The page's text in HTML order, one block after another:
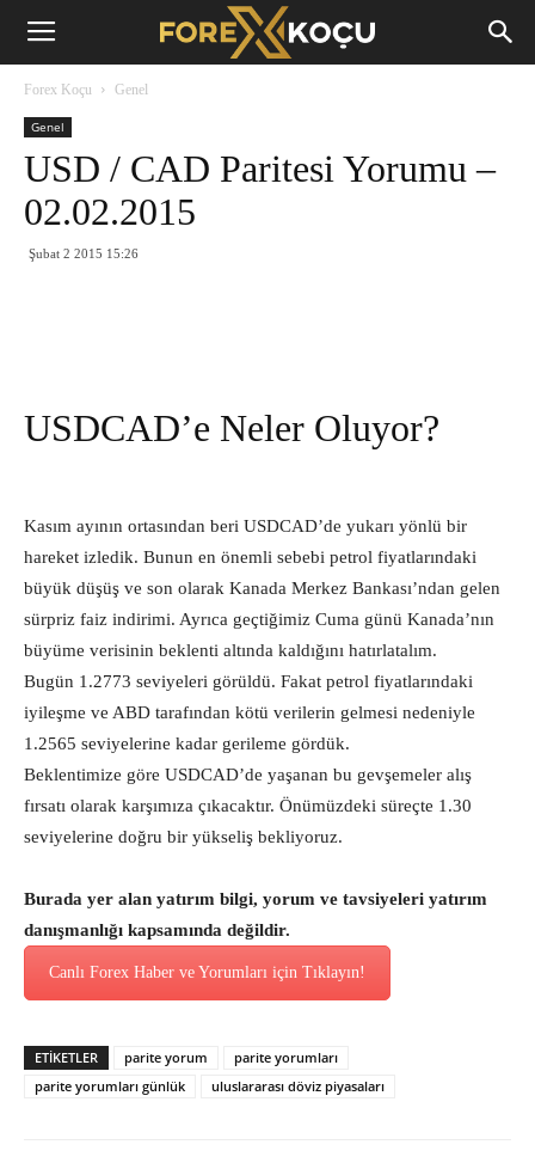
Forex
Forex Koçu Genel
Genel
USD / CAD Paritesi Yorumu –
02.02.2015
Şubat 2 2015 15:26
USDCAD’e Neler Oluyor?
Kasım ayının ortasından beri USDCAD’de yukarı yönlü bir
hareket izledik. Bunun en önemli sebebi petrol fiyatlarındaki
büyük düşüş ve son olarak Kanada Merkez Bankası’ndan gelen
sürpriz faiz indirimi. Ayrıca geçtiğimiz Cuma günü Kanada’nın
büyüme verisinin beklenti altında kaldığını hatırlatalım.
Bugün 1.2773 seviyeleri görüldü. Fakat petrol fiyatlarındaki
iyileşme ve ABD tarafından kötü verilerin gelmesi nedeniyle
1.2565 seviyelerine kadar gerileme gördük.
Beklentimize göre USDCAD’de yaşanan bu gevşemeler alış
fırsatı olarak karşımıza çıkacaktır. Önümüzdeki süreçte 1.30
seviyelerine doğru bir yükseliş bekliyoruz.
Burada yer alan yatırım bilgi, yorum ve tavsiyeleri yatırım
danışmanlığı kapsamında değildir.
Canlı Forex Haber ve Yorumları için Tıklayın!
ETİKETLER parite yorum
parite yorumları
parite yorumları günlük
uluslararası döviz piyasaları